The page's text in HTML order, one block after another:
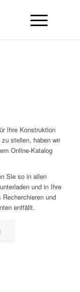
Ihre Konstruktion
stellen, haben wir
Online-Katalog
Sie so in allen
und in Ihre
und
entfällt.